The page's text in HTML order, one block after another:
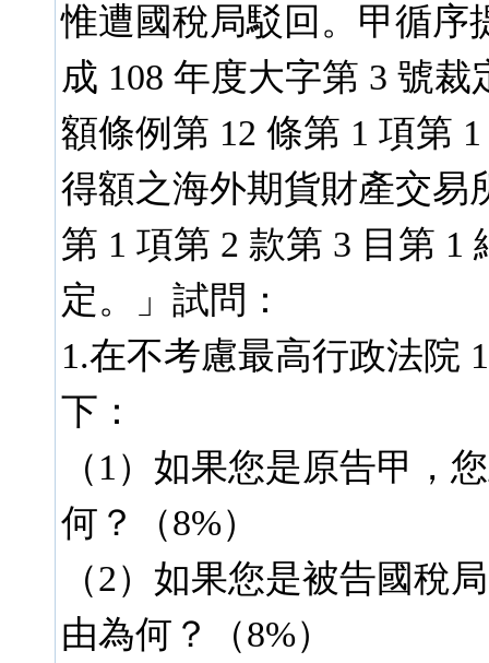
惟遭國稅局駁回。甲循序
成 108 年度大字第 3 號
額條例第 12 條第 1 項第
得額之海外期貨財產交易
第 1 項第 2 款第 3 目第 1
定。」試問：
1.在不考慮最高行政法院
下：
（1）如果您是原告甲，
何？（8%）
（2）如果您是被告國稅
由為何？（8%）